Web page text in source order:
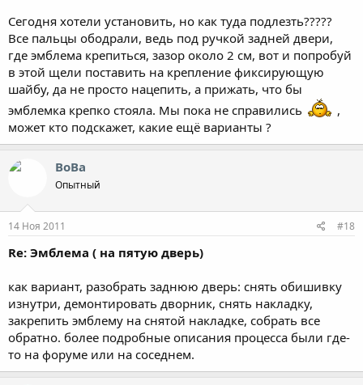
Сегодня хотели установить, но как туда подлезть?????
Все пальцы ободрали, ведь под ручкой задней двери,
где эмблема крепиться, зазор около 2 см, вот и попробуй
в этой щели поставить на крепление фиксирующую
шайбу, да не просто нацепить, а прижать, что бы
эмблемка крепко стояла. Мы пока не справились
,
может кто подскажет, какие ещё варианты ?
ВоВа
Опытный
14 Ноя 2011 #18
Re: Эмблема ( на пятую дверь)
как вариант, разобрать заднюю дверь: снять обишивку
изнутри, демонтировать дворник, снять накладку,
закрепить эмблему на снятой накладке, собрать все
обратно. более подробные описания процесса были где-
то на форуме или на соседнем.